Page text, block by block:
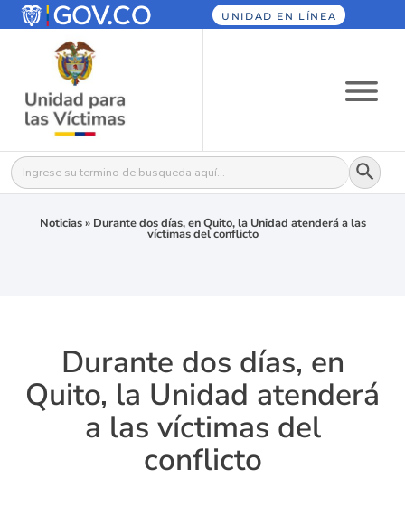
UNIDAD EN LÍNEA
Buscar: Botón
Noticias» Durante dos días, en Quito, la Unidad atenderá a las
víctimas del conflicto
Durante dos días, en
Quito, la Unidad atenderá
a las víctimas del
conflicto